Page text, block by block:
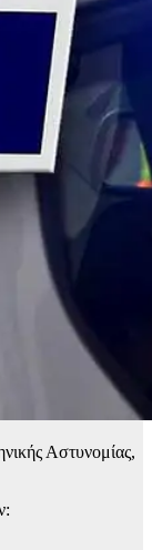
Αστυνομίας,